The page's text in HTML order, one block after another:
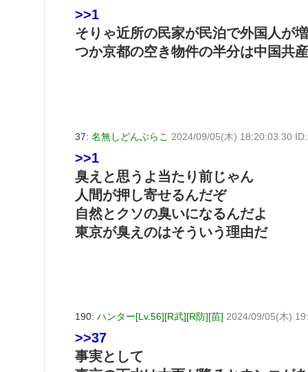
>>1
そりゃ近所の民家が民泊で外国人が
つか京都の空き物件の半分は中国共
37: 名無しどんぶらこ 2024/09/05(木) 18:20:03.30
>>1
臭えと思うよ当たり前じゃん
人間が押し寄せるんだぞ
自然とクソの臭いになるんだよ
東京が臭えのはそういう理由だ
190: ハンター[Lv.56][R武][R防][苗] 2024/09/05(木)
>>37
事実として